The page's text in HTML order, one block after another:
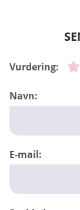
Vurdering:
Navn:
E-mail: